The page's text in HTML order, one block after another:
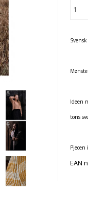
Ideen
tons
EAN